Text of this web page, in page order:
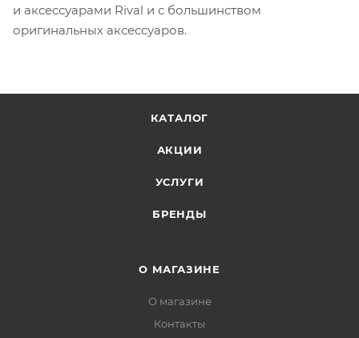
и аксессуарами Rival и с большинством
оригинальных аксессуаров.
КАТАЛОГ
АКЦИИ
УСЛУГИ
БРЕНДЫ
О МАГАЗИНЕ
О магазине
Контакты